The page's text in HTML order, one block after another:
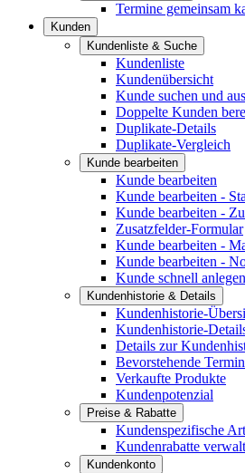
Termine gemeinsam
Kunden
Kundenliste & Suche
Kundenliste
Kundenübersicht
Kunde suchen und
Doppelte Kunden
Duplikate-Details
Duplikate-Vergleich
Kunde bearbeiten
Kunde bearbeiten
Kunde bearbeiten -
Kunde bearbeiten -
Zusatzfelder-Formular
Kunde bearbeiten -
Kunde bearbeiten -
Kunde schnell anlegen
Kundenhistorie & Details
Kundenhistorie-
Kundenhistorie-
Details zur
Bevorstehende
Verkaufte Produkte
Kundenpotenzial
Preise & Rabatte
Kundenspezifische
Kundenrabatte
Kundenkonto